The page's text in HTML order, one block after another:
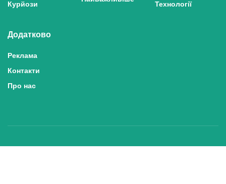
Курйози
Технології
Додатково
Реклама
Контакти
Про нас
Політика конфіденційності та захисту персональних даних